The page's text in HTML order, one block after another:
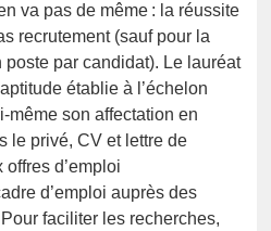
va pas de même : la réussite
recrutement (sauf pour la
par candidat). Le lauréat
établie à l’échelon
même son affectation en
le privé, CV et lettre de
d’emploi
d’emploi auprès des
faciliter les recherches,